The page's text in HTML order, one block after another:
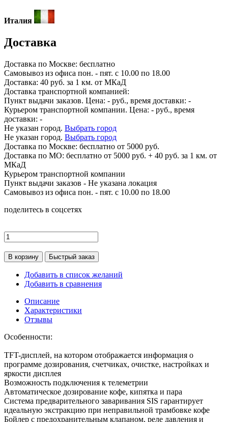
Италия
Доставка
Доставка по Москве: бесплатно
Самовывоз из офиса пон. - пят. с 10.00 по 18.00
Доставка: 40 руб. за 1 км. от МКаД
Доставка транспортной компанией:
Пункт выдачи заказов. Цена: - руб., время доставки: -
Курьером транспортной компании. Цена: - руб., время
доставки: -
Не указан город. Выбрать город
Не указан город. Выбрать город
Доставка по Москве: бесплатно от 5000 руб.
Доставка по МО: бесплатно от 5000 руб. + 40 руб. за 1 км. от
МКаД
Курьером транспортной компании
Пункт выдачи заказов - Не указана локация
Самовывоз из офиса пон. - пят. с 10.00 по 18.00
поделитесь в соцсетях
В корзину Быстрый заказ
Добавить в список желаний
Добавить в сравнения
Описание
Характеристики
Отзывы
Особенности:
TFT-дисплей, на котором отображается информация о
программе дозирования, счетчиках, очистке, настройках и
яркости дисплея
Возможность подключения к телеметрии
Автоматическое дозирование кофе, кипятка и пара
Система предварительного заваривания SIS гарантирует
идеальную экстракцию при неправильной трамбовке кофе
Бойлер с предохранительным клапаном, реле давления и